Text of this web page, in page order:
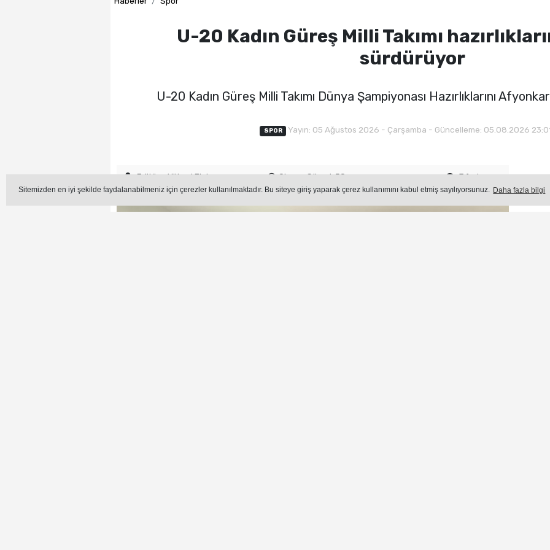
Sitemizden en iyi şekilde faydalanabilmeniz için çerezler kullanılmaktadır. Bu siteye giriş yaparak çerez kullanımını kabul etmiş sayılıyorsunuz. Daha fazla bilgi
U-20 Kadın Güreş Milli Takımı
sürdürüyor
U-20 Kadın Güreş Milli Takımı Dünya Şampiyonası Hazırlıklarını
SPOR Yayın: 05 Ağustos 2026 - Çarşamba - Güncelleme: 05.08.2026
Editör - Yüksel Elçi Okuma Süresi: 50 sn. 56 okunma